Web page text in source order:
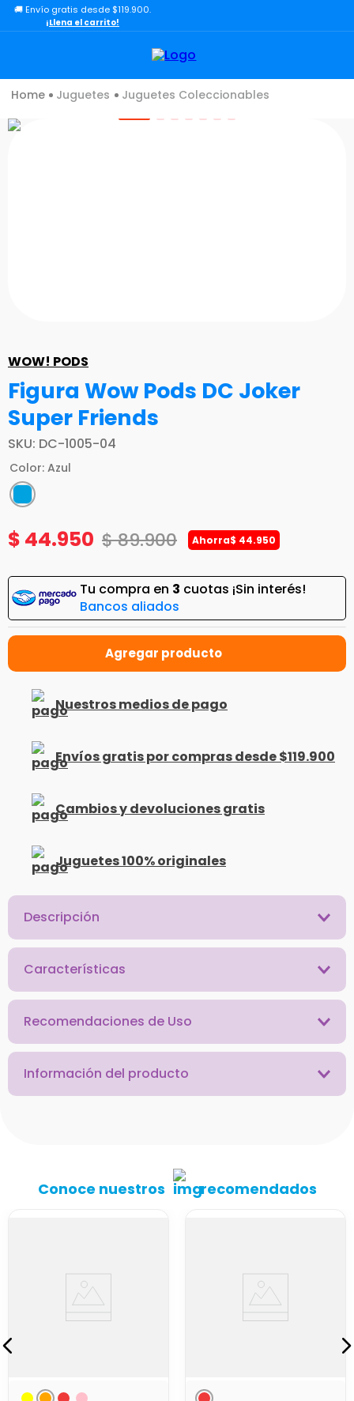
🚚 Envío gratis desde $119.900.
¡Llena el carrito!
Juguetes Juguetes Coleccionables
WOW! PODS
Figura Wow Pods DC Joker
Super Friends
SKU: DC-1005-04
Color: Azul
$ 44.950 $89.900 Ahorra$ 44.950
Tu compra en 3 cuotas ¡Sin interés!
Bancos aliados
Nuestros medios de pago
Envíos gratis por compras desde $119.900
Cambios y devoluciones gratis
Juguetes 100% originales
Descripción
Características
Recomendaciones de Uso
Información del producto
Conoce nuestros recomendados
TÉRMINOS MÁS BUSCADOS
3.
carro
4